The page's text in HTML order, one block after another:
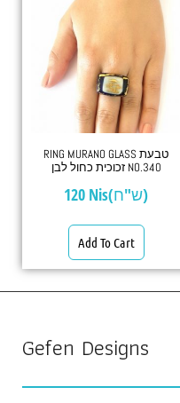
RING MURANO GLASS טבעת
זכוכית כחול לבן NO.340
120 Nis(ש"ח)
Add To Cart
Gefen Designs